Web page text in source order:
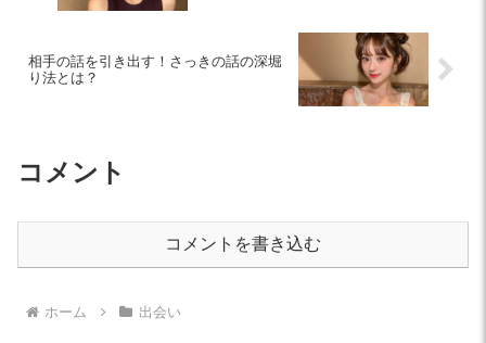
相手の話を引き出す！さっきの話の深堀
り法とは？
コメント
コメントを書き込む
ホーム 出会い